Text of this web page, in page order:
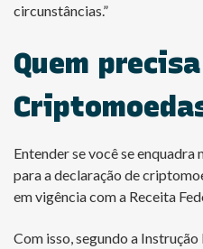
circunstâncias.”
Quem
Entender se você se
para a declaração de
em vigência com a Receita
Com isso, segundo a